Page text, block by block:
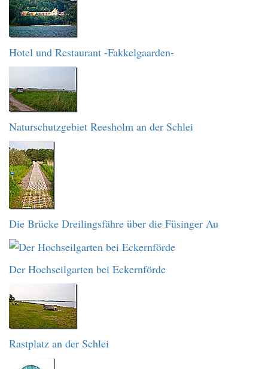
Hotel und Restaurant -Fakkelgaarden-
Naturschutzgebiet Reesholm an der Schlei
Die Brücke Dreilingsfähre über die Füsinger Au
Der Hochseilgarten bei Eckernförde
Rastplatz an der Schlei